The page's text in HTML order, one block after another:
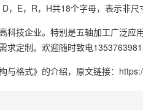
，E，R，H共18个字母，表示非
科技企业。特别是五轴加工广泛
定制。欢迎随时致电
与格式》 的介绍，原文链接：